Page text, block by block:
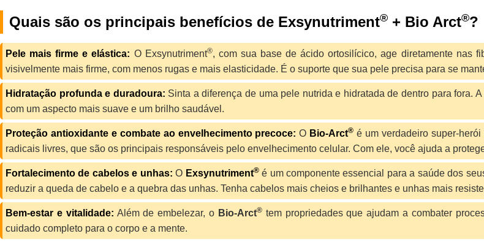
Quais são os principais benefícios de Exsynutriment® + Bio Arct®?
Pele mais firme e elástica: O Exsynutriment®, com sua base de ácido ortosilícico, age diretamente nas
visivelmente mais firme, com menos rugas e mais elasticidade. É o suporte que sua pele precisa para se
Hidratação profunda e duradoura: Sinta a diferença de uma pele nutrida e hidratada de dentro para fora.
com um aspecto mais suave e um brilho saudável.
Proteção antioxidante e combate ao envelhecimento precoce: O Bio-Arct® é um verdadeiro super-
radicais livres, que são os principais responsáveis pelo envelhecimento celular. Com ele, você ajuda a
Fortalecimento de cabelos e unhas: O Exsynutriment® é um componente essencial para a saúde dos
reduzir a queda de cabelo e a quebra das unhas. Tenha cabelos mais cheios e brilhantes e unhas mais
Bem-estar e vitalidade: Além de embelezar, o Bio-Arct®tem propriedades que ajudam a combater
cuidado completo para o corpo e a mente.